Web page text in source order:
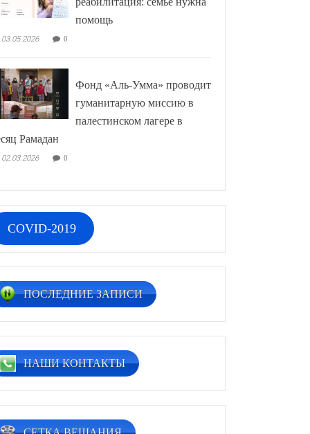
помощь
03.05.2026 0
Фонд «Аль-Умма» проводит
гуманитарную миссию в
палестинском лагере в
Рамадан
02.03.2026 0
COVID-2019
ПОСЛЕДНИЕ ЗАПИСИ
НАШИ КОНТАКТЫ